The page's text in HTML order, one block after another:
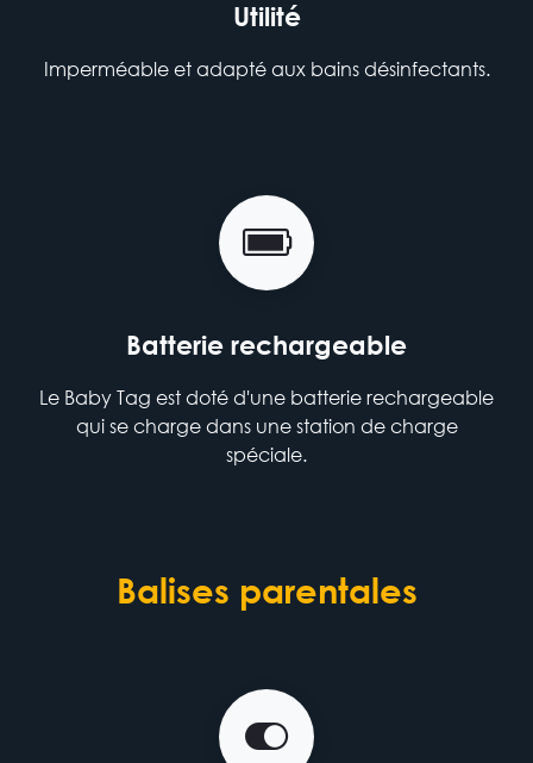
Utilité
Imperméable et adapté aux bains désinfectants.
Batterie rechargeable
Le Baby Tag est doté d'une batterie rechargeable
qui se charge dans une station de charge
spéciale.
Balises parentales